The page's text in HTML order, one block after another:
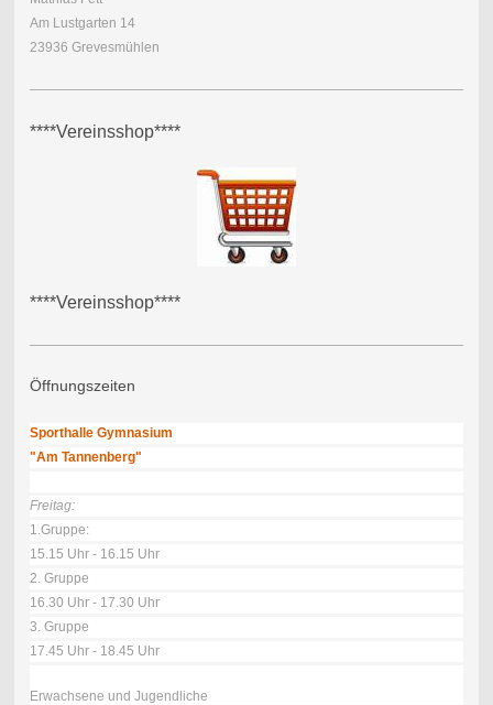
Am Lustgarten 14
23936 Grevesmühlen
****Vereinsshop****
****Vereinsshop****
Öffnungszeiten
Sporthalle Gymnasium
"Am Tannenberg"
Freitag:
1.Gruppe:
15.15 Uhr - 16.15 Uhr
2. Gruppe
16.30 Uhr - 17.30 Uhr
3. Gruppe
17.45 Uhr - 18.45 Uhr
Erwachsene und Jugendliche